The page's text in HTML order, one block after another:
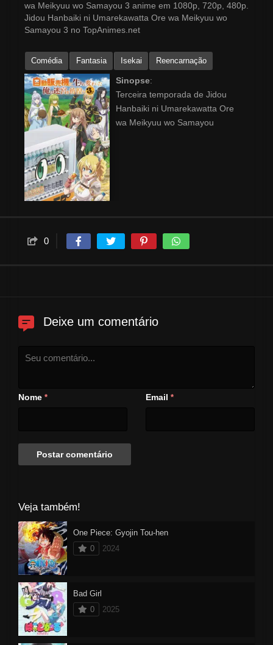
wa Meikyuu wo Samayou 3 anime em 1080p, 720p, 480p.
Jidou Hanbaiki ni Umarekawatta Ore wa Meikyuu wo
Samayou 3 no TopAnimes.net
Comédia Fantasia Isekai Reencarnação
Sinopse:
Terceira temporada de Jidou
Hanbaiki ni Umarekawatta Ore
wa Meikyuu wo Samayou
0
Deixe um comentário
Nome * Email *
Veja também!
One Piece: Gyojin Tou-hen
0
2024
Bad Girl
0
2025